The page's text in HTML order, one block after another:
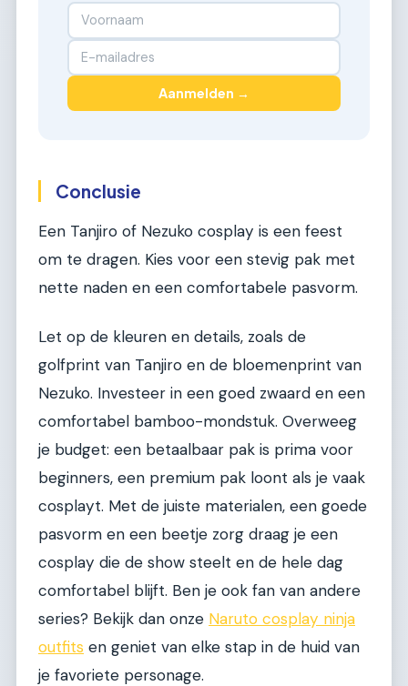
Aanmelden →
Conclusie
Een Tanjiro of Nezuko cosplay is een feest
om te dragen. Kies voor een stevig pak met
nette naden en een comfortabele pasvorm.
Let op de kleuren en details, zoals de
golfprint van Tanjiro en de bloemenprint van
Nezuko. Investeer in een goed zwaard en een
comfortabel bamboo-mondstuk. Overweeg
je budget: een betaalbaar pak is prima voor
beginners, een premium pak loont als je vaak
cosplayt. Met de juiste materialen, een goede
pasvorm en een beetje zorg draag je een
cosplay die de show steelt en de hele dag
comfortabel blijft. Ben je ook fan van andere
series? Bekijk dan onze Naruto cosplay ninja
outfits en geniet van elke stap in de huid van
je favoriete personage.